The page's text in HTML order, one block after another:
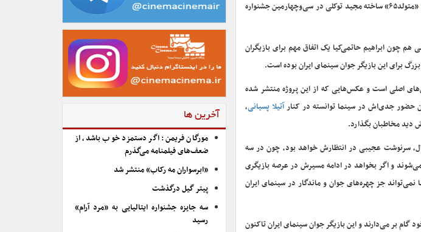
و «متولد۶۵» ساخته مجید توکلی در سی‌وچهارمین جشنواره
چون ابراهیم حاتمی‌کیا یک اتفاق مهم برای بازیگران
برای این بازیگر جوان سینمای ایران بوده است.
اصلی است و عکس‌هایی که از این پروژه منتشر شده
حضور جدی‌اش در سینما توانسته در کنارآتیلا پسیانی،
دید مخاطبان بگذارد.
سرنوشت عجیبی در انتظارش خواهد بود، چون در سه
و اگر بخواهد در ادامه مسیرش در عرصه بازیگری
جز چهره‌های جوان و ماندگار در سینمای ایران
گام بر می‌دارند و این بازیگر جوان سینمای ایران تاکنون
آخرین ها
مورگان فریمن: اگر دستمزد خوب باشد، از
ضعف‌های فیلمنامه می‌گذرم
«ابرسواران مه رکاب» منتشر شد
پیتر گیل درگذشت
سه جایزه جشنواره ایتالیایی به «مرد آرام»
رسید